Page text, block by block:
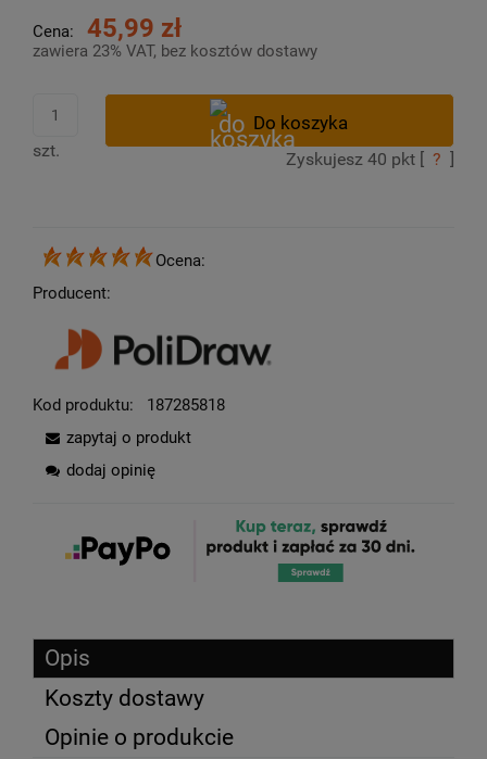
Cena: 45,99 zł
zawiera 23% VAT, bez kosztów dostawy
szt. Zyskujesz 40 pkt [ ? ]
Ocena:
Producent:
Kod produktu:
187285818
zapytaj o produkt
dodaj opinię
Opis
Koszty dostawy
Opinie o produkcie